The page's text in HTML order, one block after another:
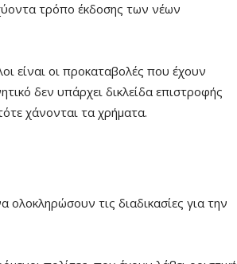
τρόπο έκδοσης των νέων
είναι οι προκαταβολές που έχουν
δεν υπάρχει δικλείδα επιστροφής
χάνονται τα χρήματα.
τις διαδικασίες για την